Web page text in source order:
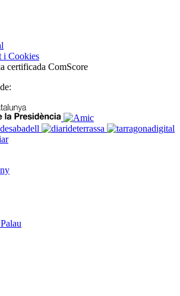
i Cookies
certificada ComScore